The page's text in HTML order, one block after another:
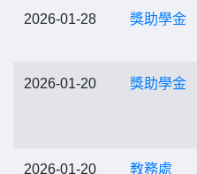
2026-01-28 獎助學金
2026-01-20 獎助學金
2026-01-20 教務處